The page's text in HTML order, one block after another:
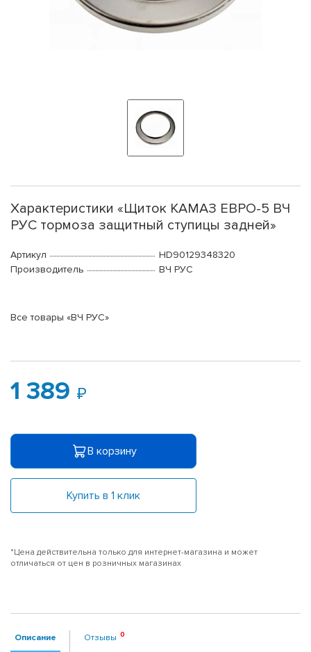
Характеристики «Щиток КАМАЗ ЕВРО-5 ВЧ
РУС тормоза защитный ступицы задней»
Артикул
HD90129348320
Производитель
ВЧ РУС
Все товары «ВЧ РУС»
1 389
В корзину
Купить в 1 клик
*Цена действительна только для интернет-магазина и может
отличаться от цен в розничных магазинах
Описание Отзывы